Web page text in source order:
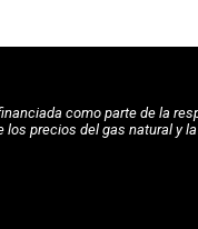
como parte de la
precios del gas natural y